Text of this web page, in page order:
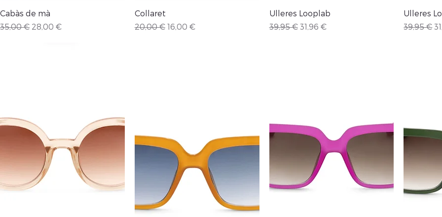
Vista rápida
Cabàs de mà
Precio
35,00 € Precio de oferta
28,00 €
Collaret
Precio
20,00 € Precio de oferta
16,00 €
Vista rápida
Ulleres Looplab
Precio
39,95 € Precio de oferta
31,96 €
Ulleres
Precio
39,95 €